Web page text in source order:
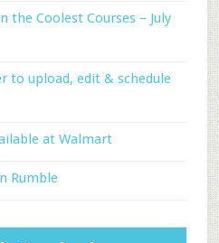
the Coolest Courses – July
to upload, edit & schedule
at Walmart
Rumble